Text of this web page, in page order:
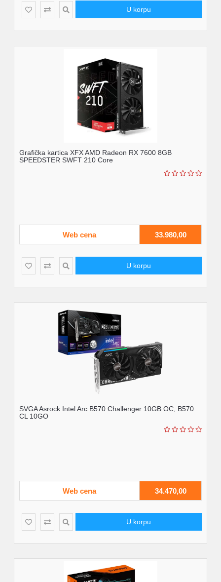
U korpu
Grafička kartica XFX AMD Radeon RX 7600 8GB
SPEEDSTER SWFT 210 Core
Web cena 33.980,00
U korpu
SVGA Asrock Intel Arc B570 Challenger 10GB OC, B570
CL 10GO
Web cena 34.470,00
U korpu